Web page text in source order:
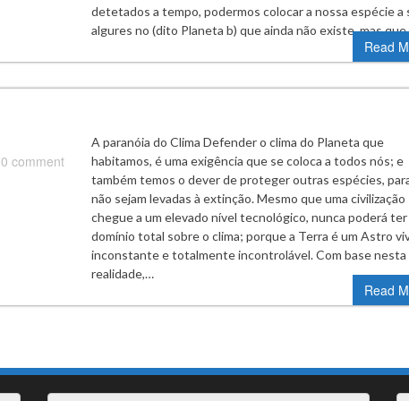
detetados a tempo, podermos colocar a nossa espécie a
algures no (dito Planeta b) que ainda não existe, mas
Read
0 comment
A paranóia do Clima Defender o clima do Planeta que
habitamos, é uma exigência que se coloca a todos nós; e
também temos o dever de proteger outras espécies,
não sejam levadas à extinção. Mesmo que uma civilização
chegue a um elevado nível tecnológico, nunca poderá ter
domínio total sobre o clima; porque a Terra é um Astro
inconstante e totalmente incontrolável. Com base nesta
realidade,…
Read